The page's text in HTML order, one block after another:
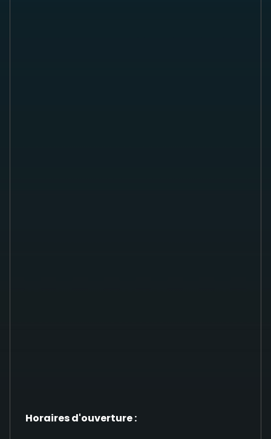
Horaires d'ouverture :